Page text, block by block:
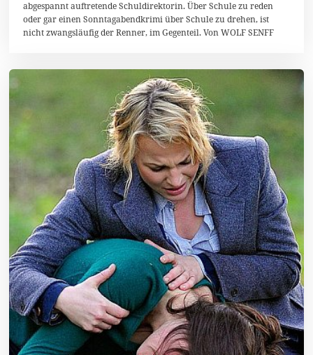
z
m
b
abgespannt auftretende Schuldirektorin. Über Schule zu reden
oder gar einen Sonntagabendkrimi über Schule zu drehen, ist
nicht zwangsläufig der Renner, im Gegenteil. Von WOLF SENFF